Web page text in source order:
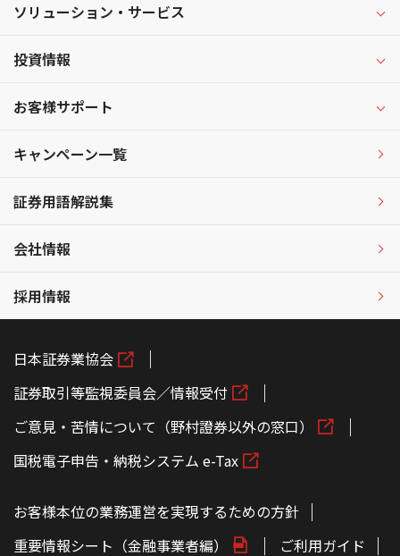
ソリューション・サービス
投資情報
お客様サポート
キャンペーン一覧
証券用語解説集
会社情報
採用情報
日本証券業協会
証券取引等監視委員会／情報受付
ご意見・苦情について（野村證券以外の窓口）
国税電子申告・納税システム e-Tax
お客様本位の業務運営を実現するための方針
重要情報シート（金融事業者編）
ご利用ガイド